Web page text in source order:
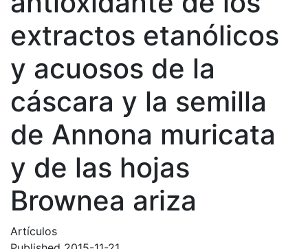
extractos etanólicos
y acuosos de la
cáscara y la semilla
de Annona muricata
y de las hojas
Brownea ariza
Artículos